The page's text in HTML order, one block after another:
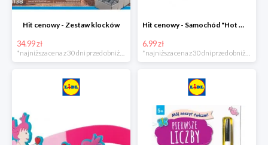
Hit cenowy - Zestaw klocków
34.99 zł
*najniższa cena z 30 dni przed obniżką
Hit cenowy - Samochód "Hot Wheels"
6.99 zł
*najniższa cena z 30 dni przed obniżką